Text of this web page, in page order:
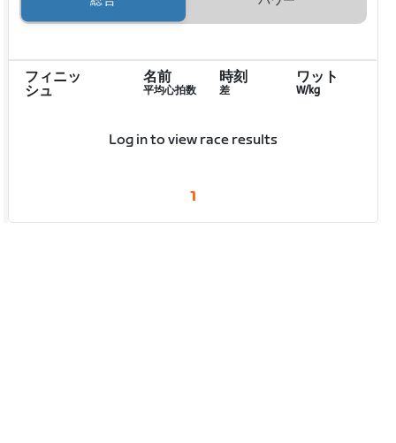
フィニッ
シュ
名前
平均心拍数
時刻
差
ワット
W/kg
Log in to view race results
1